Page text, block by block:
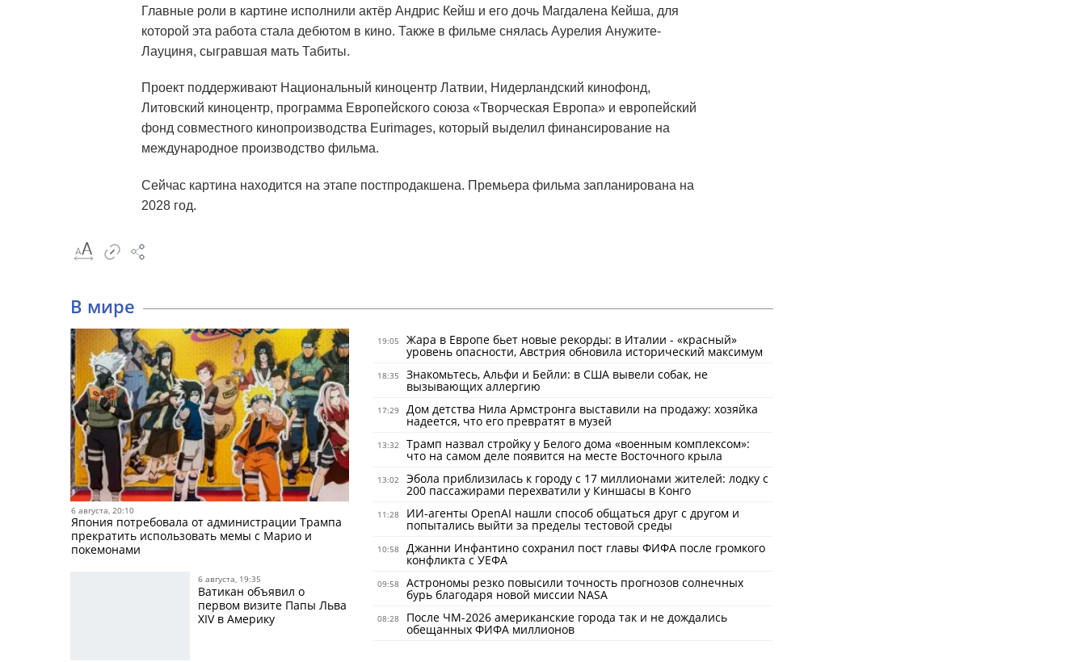
Главные роли в картине исполнили актёр Андрис Кейш и его дочь Магдалена Кейша, для
которой эта работа стала дебютом в кино. Также в фильме снялась Аурелия Анужите-
Лауциня, сыгравшая мать Табиты.
Проект поддерживают Национальный киноцентр Латвии, Нидерландский кинофонд,
Литовский киноцентр, программа Европейского союза «Творческая Европа» и европейский
фонд совместного кинопроизводства Eurimages, который выделил финансирование на
международное производство фильма.
Сейчас картина находится на этапе постпродакшена. Премьера фильма запланирована на
2028 год.
В мире
6 августа, 20:10
Япония потребовала от администрации Трампа
прекратить использовать мемы с Марио и
покемонами
6 августа, 19:35
Ватикан объявил о
первом визите Папы Льва
XIV в Америку
19:05 Жара в Европе бьет новые рекорды: в Италии - «красный»
уровень опасности, Австрия обновила исторический максимум
18:35 Знакомьтесь, Альфи и Бейли: в США вывели собак, не
вызывающих аллергию
17:29 Дом детства Нила Армстронга выставили на продажу: хозяйка
надеется, что его превратят в музей
13:32 Трамп назвал стройку у Белого дома «военным комплексом»:
что на самом деле появится на месте Восточного крыла
13:02 Эбола приблизилась к городу с 17 миллионами жителей: лодку с
200 пассажирами перехватили у Киншасы в Конго
11:28 ИИ-агенты OpenAI нашли способ общаться друг с другом и
попытались выйти за пределы тестовой среды
10:58 Джанни Инфантино сохранил пост главы ФИФА после громкого
конфликта с УЕФА
09:58 Астрономы резко повысили точность прогнозов солнечных
бурь благодаря новой миссии NASA
08:28 После ЧМ-2026 американские города так и не дождались
обещанных ФИФА миллионов